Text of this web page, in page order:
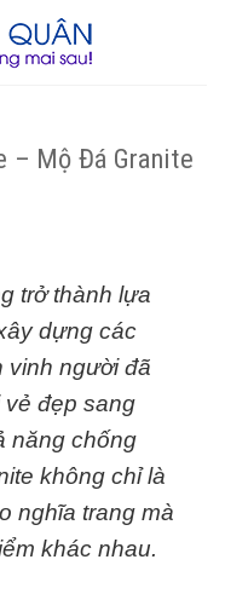
– Mộ Đá Granite
trở thành lựa
dựng các
vinh người đã
đẹp sang
năng chống
không chỉ là
nghĩa trang mà
khác nhau.